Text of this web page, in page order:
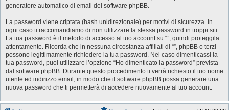
generatore automatico di email del software phpBB.
La password viene criptata (hash unidirezionale) per motivi di sicurezza. In
ogni caso ti raccomandiamo di non utilizzare la stessa password in troppi siti.
La tua password è il metodo di accesso al tuo account su “”, quindi proteggila
attentamente. Ricorda che in nessuna circostanza affiliati di “”, phpBB o terzi
possono legittimamente richiedere la tua password. Nel caso dimenticassi la
tua password, puoi utilizzare l’opzione “Ho dimenticato la password” prevista
dal software phpBB. Durante questo procedimento ti verrà richiesto il tuo nome
utente ed indirizzo email, in modo che il software phpBB possa generare una
nuova password che ti permetterà di accedere nuovamente al tuo account.